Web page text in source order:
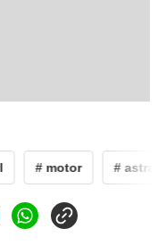
# motor # astra